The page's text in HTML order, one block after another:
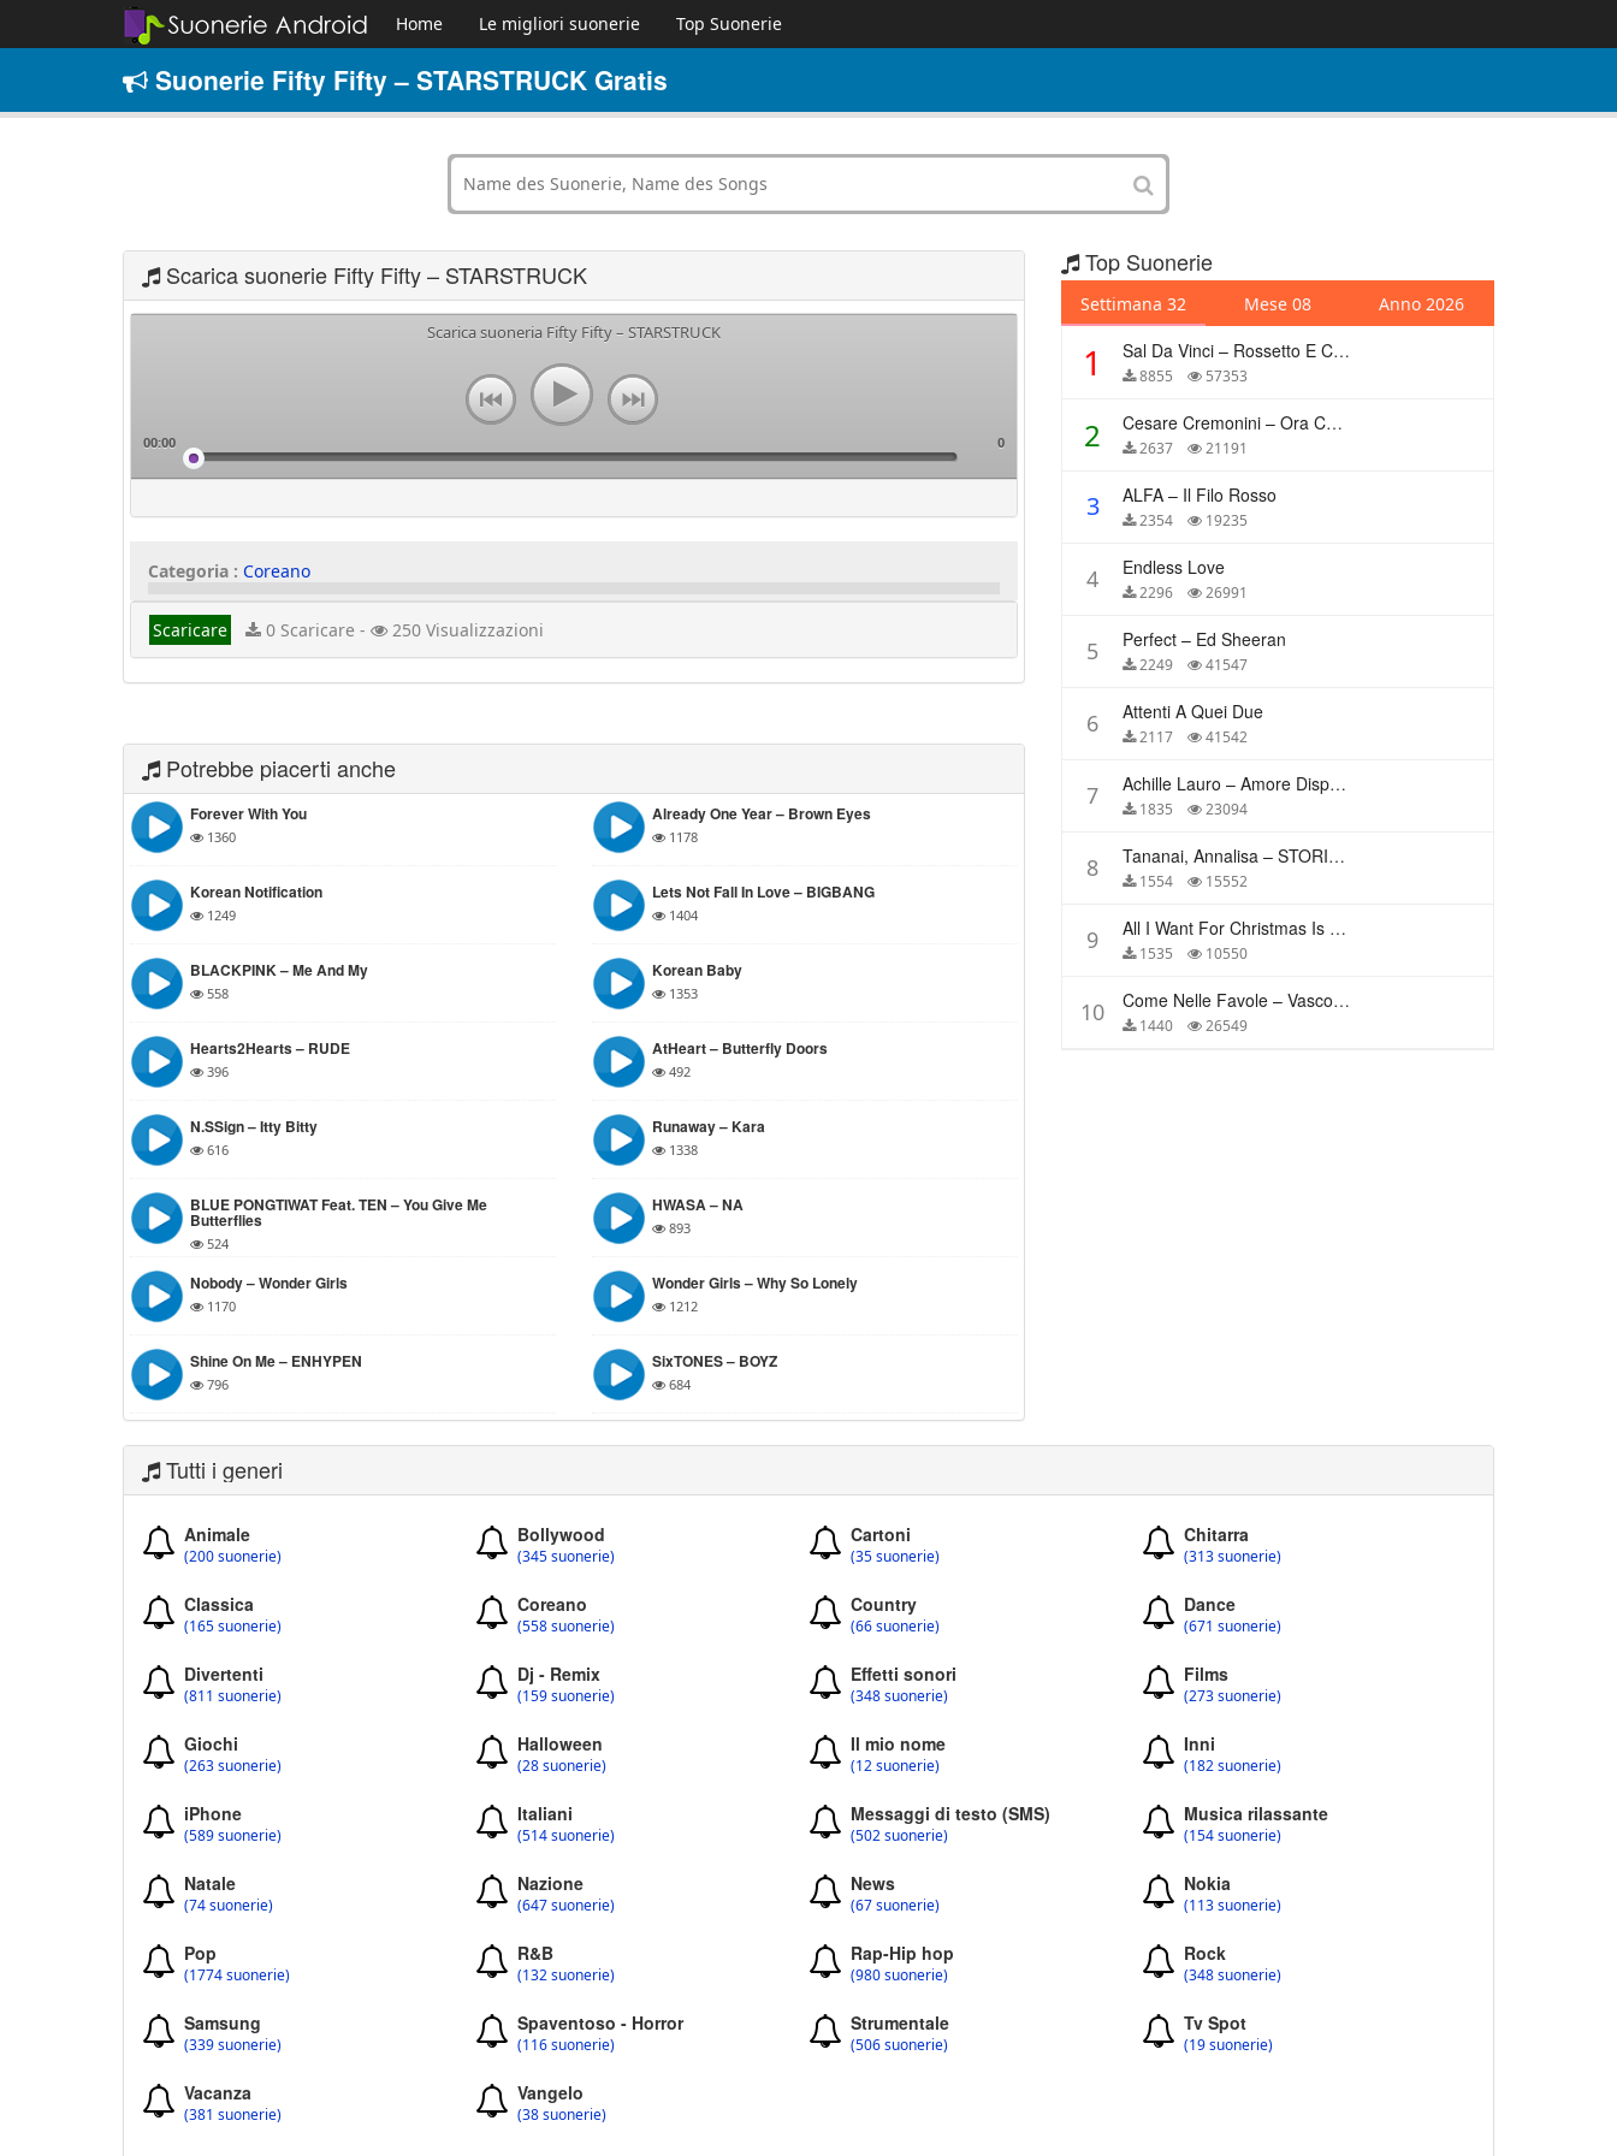
Home Le migliori suonerie Top Suonerie
Suonerie Fifty Fifty – STARSTRUCK Gratis
Scarica suonerie Fifty Fifty – STARSTRUCK
Scarica suoneria Fifty Fifty – STARSTRUCK
00:00 0
Categoria : Coreano
Scaricare 0 Scaricare - 250 Visualizzazioni
Potrebbe piacerti anche
Forever With You
1360
Already One Year – Brown Eyes
1178
Korean Notification
1249
Lets Not Fall In Love – BIGBANG
1404
BLACKPINK – Me And My
558
Korean Baby
1353
Hearts2Hearts – RUDE
396
AtHeart – Butterfly Doors
492
N.SSign – Itty Bitty
616
Runaway – Kara
1338
BLUE PONGTIWAT Feat. TEN – You Give Me
Butterflies
524
HWASA – NA
893
Nobody – Wonder Girls
1170
Wonder Girls – Why So Lonely
1212
Shine On Me – ENHYPEN
796
SixTONES – BOYZ
684
Top Suonerie
Settimana 32 Mese 08 Anno 2026
1 Sal Da Vinci – Rossetto E Caffè
8855 57353
2 Cesare Cremonini – Ora Che Non Ho Più Te
2637 21191
3 ALFA – Il Filo Rosso
2354 19235
4 Endless Love
2296 26991
5 Perfect – Ed Sheeran
2249 41547
6 Attenti A Quei Due
2117 41542
7 Achille Lauro – Amore Disperato
1835 23094
8 Tananai, Annalisa – STORIE BREVI
1554 15552
9 All I Want For Christmas Is You – Mariah Carey
1535 10550
10 Come Nelle Favole – Vasco Rossi
1440 26549
Tutti i generi
Animale
(200 suonerie)
Bollywood
(345 suonerie)
Cartoni
(35 suonerie)
Chitarra
(313 suonerie)
Classica
(165 suonerie)
Coreano
(558 suonerie)
Country
(66 suonerie)
Dance
(671 suonerie)
Divertenti
(811 suonerie)
Dj - Remix
(159 suonerie)
Effetti sonori
(348 suonerie)
Films
(273 suonerie)
Giochi
(263 suonerie)
Halloween
(28 suonerie)
Il mio nome
(12 suonerie)
Inni
(182 suonerie)
iPhone
(589 suonerie)
Italiani
(514 suonerie)
Messaggi di testo (SMS)
(502 suonerie)
Musica rilassante
(154 suonerie)
Natale
(74 suonerie)
Nazione
(647 suonerie)
News
(67 suonerie)
Nokia
(113 suonerie)
Pop
(1774 suonerie)
R&B
(132 suonerie)
Rap-Hip hop
(980 suonerie)
Rock
(348 suonerie)
Samsung
(339 suonerie)
Spaventoso - Horror
(116 suonerie)
Strumentale
(506 suonerie)
Tv Spot
(19 suonerie)
Vacanza
(381 suonerie)
Vangelo
(38 suonerie)